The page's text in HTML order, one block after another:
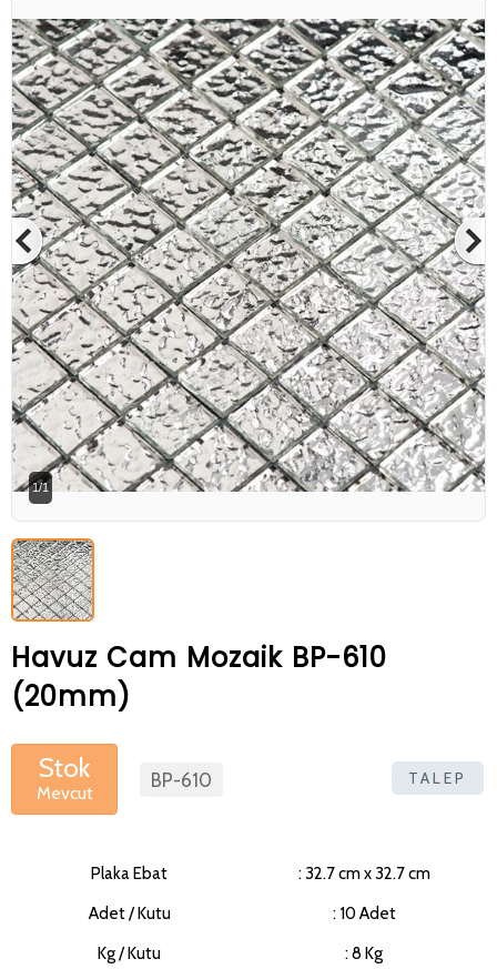
1/1
Havuz Cam Mozaik BP-610
(20mm)
Stok
Mevcut
BP-610 TALEP
Plaka Ebat
: 32.7 cm x 32.7 cm
Adet / Kutu
: 10 Adet
Kg / Kutu
: 8 Kg
Betaş Cam Mozaik
Betaş Cam Mozik olarak tam zamanlı
meslektaşlar arıyoruz. Özgeçmişlerinizi
gönderdikten sonra tarafımıza bilgi
vermeniz faydalı olacaktır.
Özgeçmişlerinizi yandaki formdan
bizlere ulaştırabilirsiniz. Bizi tercih